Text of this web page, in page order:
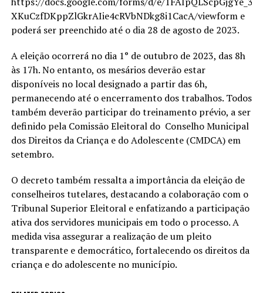
XKuCzfDKppZlGkrAIie4cRVbNDkg8i1CacA/viewform e
poderá ser preenchido até o dia 28 de agosto de 2023.
A eleição ocorrerá no dia 1° de outubro de 2023, das 8h
às 17h. No entanto, os mesários deverão estar
disponíveis no local designado a partir das 6h,
permanecendo até o encerramento dos trabalhos. Todos
também deverão participar do treinamento prévio, a ser
definido pela Comissão Eleitoral do Conselho Municipal
dos Direitos da Criança e do Adolescente (CMDCA) em
setembro.
O decreto também ressalta a importância da eleição de
conselheiros tutelares, destacando a colaboração com o
Tribunal Superior Eleitoral e enfatizando a participação
ativa dos servidores municipais em todo o processo. A
medida visa assegurar a realização de um pleito
transparente e democrático, fortalecendo os direitos da
criança e do adolescente no município.